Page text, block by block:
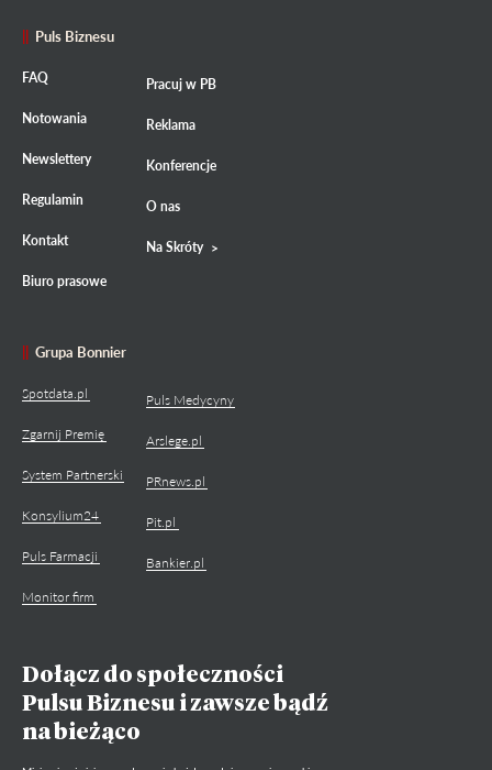
Puls Biznesu
FAQ
Notowania
Newslettery
Regulamin
Kontakt
Biuro prasowe
Pracuj w PB
Reklama
Konferencje
O nas
Na Skróty
Grupa Bonnier
Spotdata.pl
Zgarnij Premię
System Partnerski
Konsylium24
Puls Farmacji
Monitor firm
Puls Medycyny
Arslege.pl
PRnews.pl
Pit.pl
Bankier.pl
Dołącz do społeczności
Pulsu Biznesu i zawsze bądź
na bieżąco